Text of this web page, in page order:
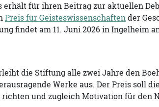
erhält für ihren Beitrag zur aktuellen
Preis für Geisteswissenschaftender
findet am 11. Juni 2026 in Ingelheim
die Stiftung alle zwei Jahre den
Werke aus. Der Preis soll
und zugleich Motivation für den